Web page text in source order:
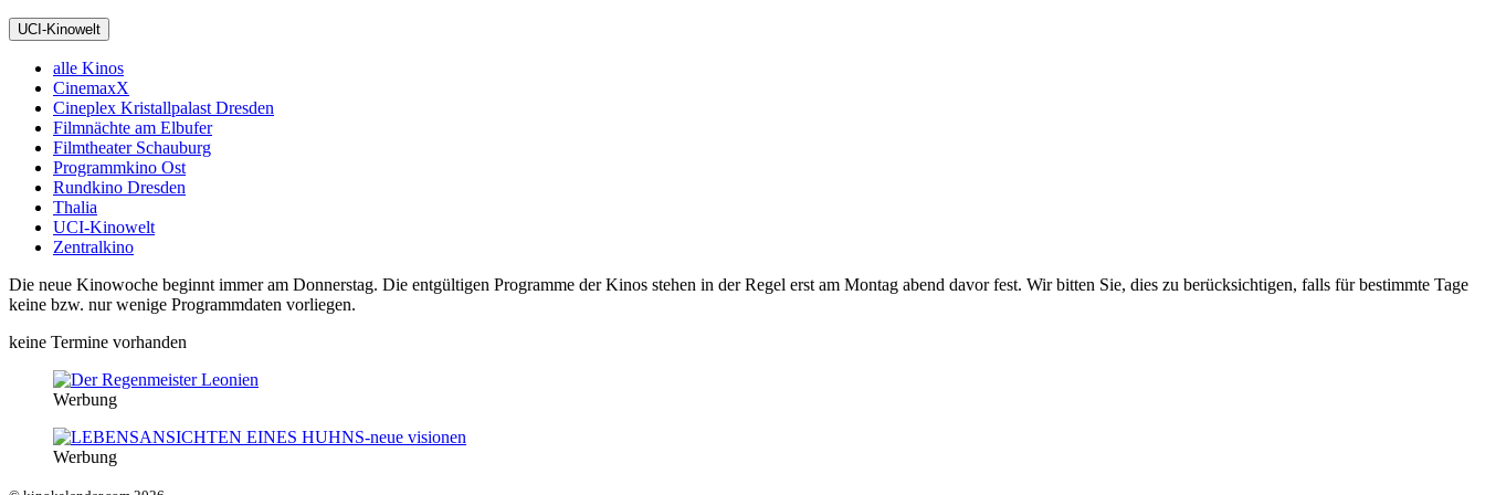
UCI-Kinowelt
alle Kinos
CinemaxX
Cineplex Kristallpalast Dresden
Filmnächte am Elbufer
Filmtheater Schauburg
Programmkino Ost
Rundkino Dresden
Thalia
UCI-Kinowelt
Zentralkino
Die neue Kinowoche beginnt immer am Donnerstag. Die entgültigen Programme der Kinos stehen in der Regel erst am Montag abend davor fest. Wir bitten Sie, dies zu berücksichtigen, falls für bestimmte Tage
keine bzw. nur wenige Programmdaten vorliegen.
keine Termine vorhanden
Werbung
Werbung